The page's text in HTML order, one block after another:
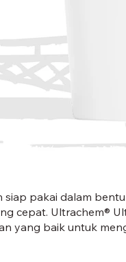
pakai dalam
cepat. Ultrachem®
yang baik untuk